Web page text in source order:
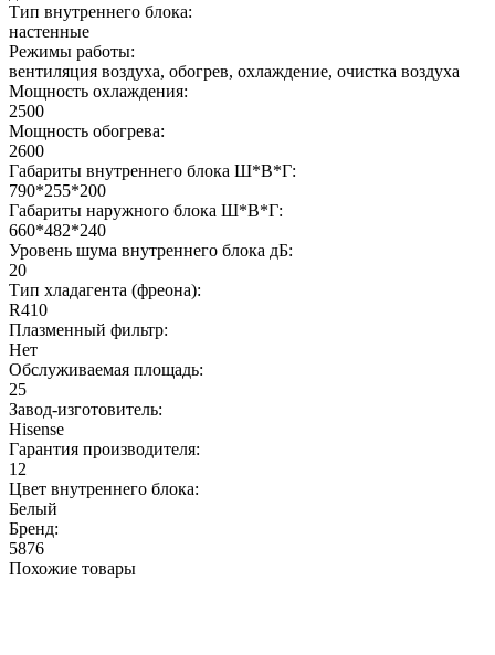
Тип внутреннего блока:
настенные
Режимы работы:
вентиляция воздуха, обогрев, охлаждение, очистка воздуха
Мощность охлаждения:
2500
Мощность обогрева:
2600
Габариты внутреннего блока Ш*В*Г:
790*255*200
Габариты наружного блока Ш*В*Г:
660*482*240
Уровень шума внутреннего блока дБ:
20
Тип хладагента (фреона):
R410
Плазменный фильтр:
Нет
Обслуживаемая площадь:
25
Завод-изготовитель:
Hisense
Гарантия производителя:
12
Цвет внутреннего блока:
Белый
Бренд:
5876
Похожие товары